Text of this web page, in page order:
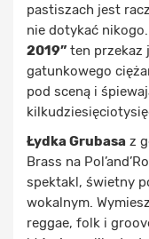
pastiszach jest
nie dotykać nikogo.
2019” ten przekaz
gatunkowego
pod sceną i
Łydka Grubasa z
Brass na
spektakl, świetny
wokalnym.
reggae, folk i